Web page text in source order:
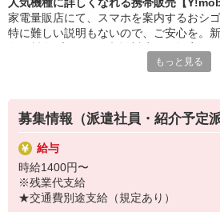
丁寧な研修もあるので、
みなさんから働きやすいと好評です♪
最新アプリ事情やお得なプラン、
スマホの裏ワザを学べるチャンス♪
￣￣￣￣￣￣￣￣￣￣￣
▼オフィスワーク
事務、経理、データ入力、コールセン
▼工場・製造・軽作業系
機械/食品製造・梱包・仕分け・加工・
▼美容系
眉毛サロンのアイブロウ・ネイリスト
▼営業・販売
家電量販店にて、スマホを案内するおシ
特に難しい説明もないので、ご安心を。
満足度◎
■携帯やインターネット販売業務
docomo(ドコモ)/au(エーユー)・KDDI/
の大手キャリアから
ワイモバイル(Y!mobille)、楽天モバイル
広く紹介可能♪
もっと見る
募集情報（派遣社員・紹介予定派
給与
時給1400円〜
※残業代支給
★交通費別途支給（規定あり）